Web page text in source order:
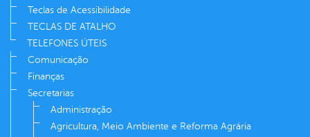
Teclas de Acessibilidade
TECLAS DE ATALHO
TELEFONES ÚTEIS
Comunicação
Finanças
Secretarias
Administração
Agricultura, Meio Ambiente e Reforma Agrária